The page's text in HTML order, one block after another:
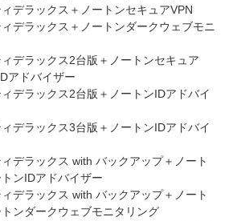
デラックス＋ノートンセキュアVPN
デラックス＋ノートンダークウェブモニ
デラックス2台版＋ノートンセキュア
アドバイザー
デラックス2台版＋ノートンIDアドバイ
デラックス3台版＋ノートンIDアドバイ
デラックス with バックアップ＋ノート
ンIDアドバイザー
デラックス with バックアップ＋ノート
ンダークウェブモニタリング